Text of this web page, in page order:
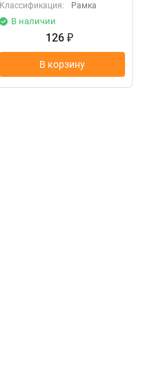
Классификация:
Рамка
В наличии
126 ₽
В корзину